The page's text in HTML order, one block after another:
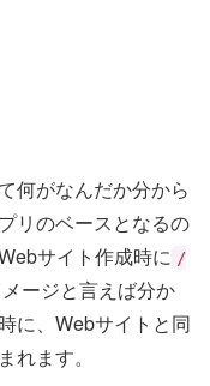
何がなんだか分から
リのベースとなるの
サイト作成時に /
ージと言えば分か
に、Webサイトと同
れます。